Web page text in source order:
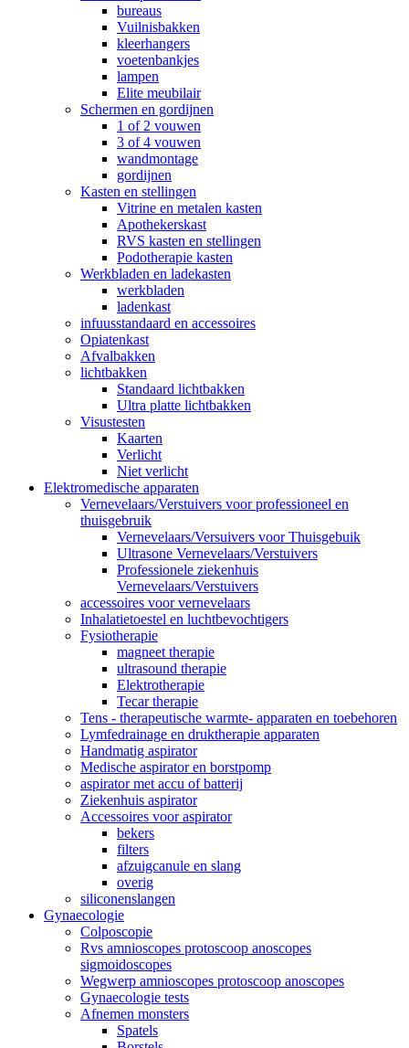
bureaus
Vuilnisbakken
kleerhangers
voetenbankjes
lampen
Elite meubilair
Schermen en gordijnen
1 of 2 vouwen
3 of 4 vouwen
wandmontage
gordijnen
Kasten en stellingen
Vitrine en metalen kasten
Apothekerskast
RVS kasten en stellingen
Podotherapie kasten
Werkbladen en ladekasten
werkbladen
ladenkast
infuusstandaard en accessoires
Opiatenkast
Afvalbakken
lichtbakken
Standaard lichtbakken
Ultra platte lichtbakken
Visustesten
Kaarten
Verlicht
Niet verlicht
Elektromedische apparaten
Vernevelaars/Verstuivers voor professioneel en
thuisgebruik
Vernevelaars/Versuivers voor Thuisgebuik
Ultrasone Vernevelaars/Verstuivers
Professionele ziekenhuis
Vernevelaars/Verstuivers
accessoires voor vernevelaars
Inhalatietoestel en luchtbevochtigers
Fysiotherapie
magneet therapie
ultrasound therapie
Elektrotherapie
Tecar therapie
Tens - therapeutische warmte- apparaten en toebehoren
Lymfedrainage en druktherapie apparaten
Handmatig aspirator
Medische aspirator en borstpomp
aspirator met accu of batterij
Ziekenhuis aspirator
Accessoires voor aspirator
bekers
filters
afzuigcanule en slang
overig
siliconenslangen
Gynaecologie
Colposcopie
Rvs amnioscopes protoscoop anoscopes
sigmoidoscopes
Wegwerp amnioscopes protoscoop anoscopes
Gynaecologie tests
Afnemen monsters
Spatels